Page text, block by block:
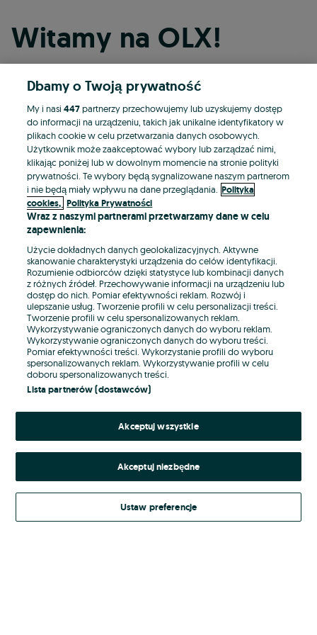
Witamy na OLX!
Kontynuuj przez Facebooka
Kontynuuj przez konto Apple
Kontynuuj przez konto Google
LUB
E-mail
Hasło
Nie pamiętasz hasła?
Zaloguj się
Kontynuując za pośrednictwem jednego z dostawców wskazanych powyżej,
Regulamin serwisuOLX.pl w jego aktualnym brzmieniu.
Dbamy o Twoją prywatność
My i nasi447partnerzy przechowujemy lub uzyskujemy dostęp
do informacji na urządzeniu, takich jak unikalne identyfikatory w
plikach cookie w celu przetwarzania danych osobowych.
Użytkownik może zaakceptować wybory lub zarządzać nimi,
klikając poniżej lub w dowolnym momencie na stronie polityki
prywatności. Te wybory będą sygnalizowane naszym partnerom
i nie będą miały wpływu na dane przeglądania. Polityka
cookies, Polityka Prywatności
Wraz z naszymi partnerami przetwarzamy dane w celu
zapewnienia:
Użycie dokładnych danych geolokalizacyjnych. Aktywne
skanowanie charakterystyki urządzenia do celów identyfikacji.
Rozumienie odbiorców dzięki statystyce lub kombinacji danych
z różnych źródeł. Przechowywanie informacji na urządzeniu lub
dostęp do nich. Pomiar efektywności reklam. Rozwój i
ulepszanie usług. Tworzenie profili w celu personalizacji treści.
Tworzenie profili w celu spersonalizowanych reklam.
Wykorzystywanie ograniczonych danych do wyboru reklam.
Wykorzystywanie ograniczonych danych do wyboru treści.
Pomiar efektywności treści. Wykorzystanie profili do wyboru
spersonalizowanych reklam. Wykorzystywanie profili w celu
doboru spersonalizowanych treści.
Lista partnerów (dostawców)
Akceptuj wszystkie
Akceptuj niezbędne
Ustaw preferencje